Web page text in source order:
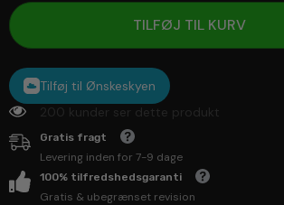
to the price
TILFØJ TIL KURV
Tilføj til Ønskeskyen
200 kunder ser dette produkt
Gratis fragt
Levering inden for 7-9 dage
100% tilfredshedsgaranti
Gratis & ubegrænset revision